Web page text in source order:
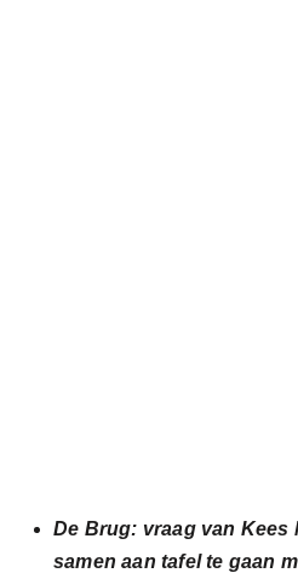
De Brug: vraag van Kees
samen aan tafel te gaan